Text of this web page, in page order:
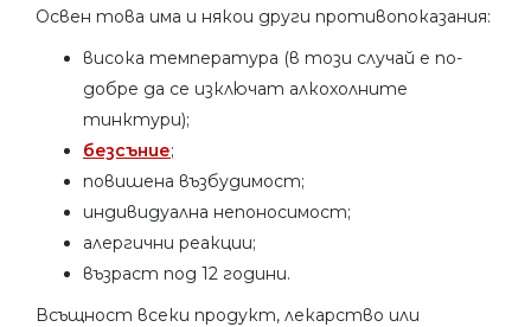
Освен това има и някои други противопоказания:
висока температура (в този случай е по-
добре да се изключат алкохолните
тинктури);
безсъние;
повишена възбудимост;
индивидуална непоносимост;
алергични реакции;
възраст под 12 години.
Всъщност всеки продукт, лекарство или